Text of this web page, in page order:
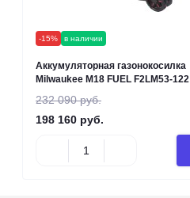
-15% в наличии
Аккумуляторная газонокосилка
Milwaukee M18 FUEL F2LM53-122
232 090 руб.
198 160 руб.